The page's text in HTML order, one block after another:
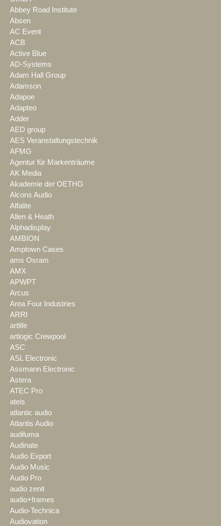
Abbey Road Institute
Absen
AC Event
ACB
Active Blue
AD-Systems
Adam Hall Group
Adamson
Adapoe
Adapteo
Adder
AED group
AES Veranstaltungstechnik
AFMG
Agentur für Markenträume
AK Media
Akademie der OETHG
Alcons Audio
Alfalite
Allen & Heath
Alphadisplay
AMBION
Amptown Cases
ams Osram
AMX
APWPT
Arcus
Area Four Industries
ARRI
artlife
artlogic Crewpool
ASC
ASL Electronic
Assmann Electronic
Astera
ATEC Pro
ateis
atlantic audio
Atlantis Audio
audiluma
Audinate
Audio Export
Audio Music
Audio Pro
audio zenit
audio+frames
Audio-Technica
Audiovation